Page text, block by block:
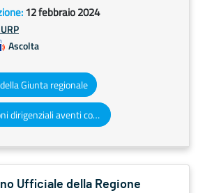
12 febbraio 2024
Ascolta
Giunta regionale
Determinazioni dirigenziali aventi contenuto di interesse generale
Ufficiale della Regione